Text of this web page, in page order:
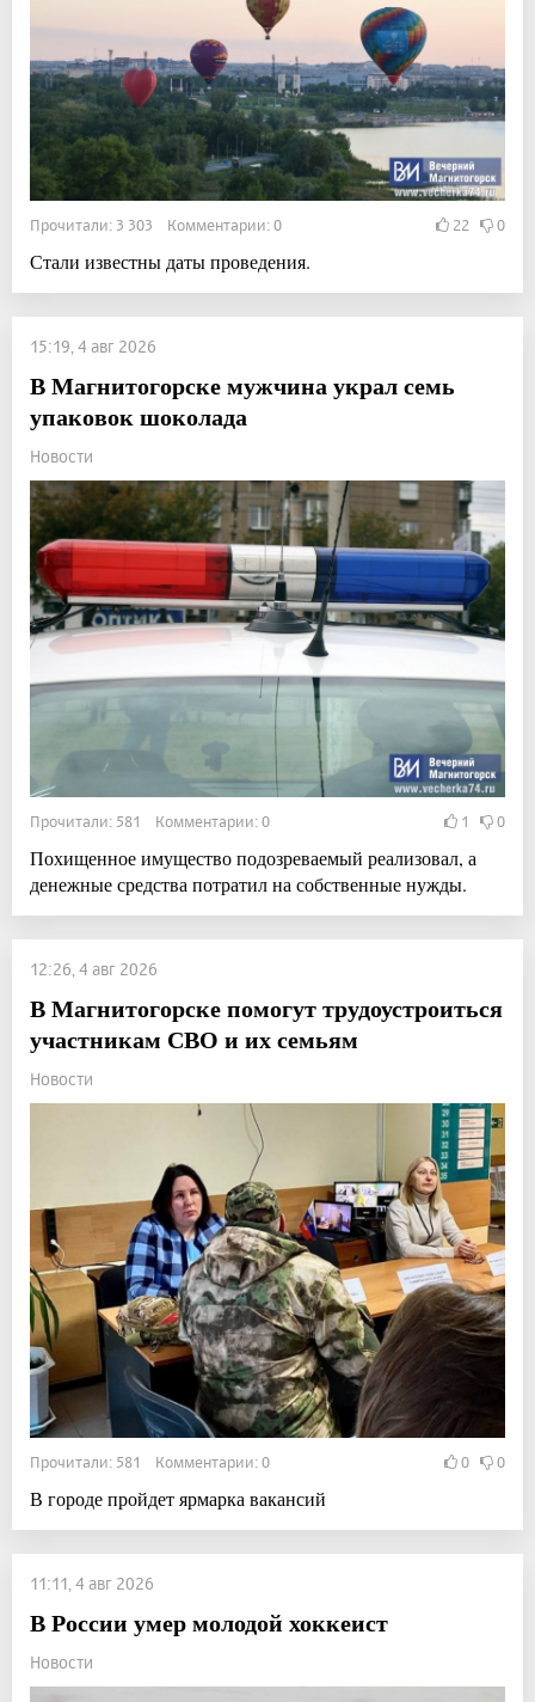
Прочитали: 3 303 Комментарии: 0 22 0
Стали известны даты проведения.
15:19, 4 авг 2026
В Магнитогорске мужчина украл семь
упаковок шоколада
Новости
Прочитали: 581 Комментарии: 0 1 0
Похищенное имущество подозреваемый реализовал, а
денежные средства потратил на собственные нужды.
12:26, 4 авг 2026
В Магнитогорске помогут трудоустроиться
участникам СВО и их семьям
Новости
Прочитали: 581 Комментарии: 0 0 0
В городе пройдет ярмарка вакансий
11:11, 4 авг 2026
В России умер молодой хоккеист
Новости